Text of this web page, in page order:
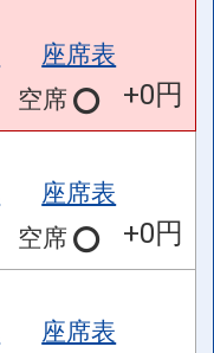
座席表
空席
+0円
座席表
空席
+0円
座席表